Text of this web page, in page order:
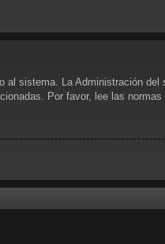
sistema. La Administración
Por favor, lee las